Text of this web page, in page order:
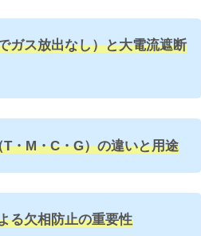
ガス放出なし）と大電流遮断
・M・C・G）の違いと用途
る欠相防止の重要性